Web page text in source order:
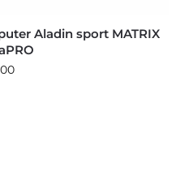
Aladin sport MATRIX